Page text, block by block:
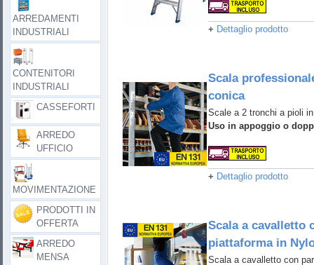
+ Dettaglio prodotto
Scala
conica
Scale a 2 tronchi a pioli
Uso in appoggio o
+ Dettaglio prodotto
Scala a cavalletto
piattaforma in
Scala a cavalletto con
ARREDAMENTI
INDUSTRIALI
CONTENITORI
INDUSTRIALI
CASSEFORTI
ARREDO
UFFICIO
MOVIMENTAZIONE
PRODOTTI IN
OFFERTA
ARREDO
MENSA